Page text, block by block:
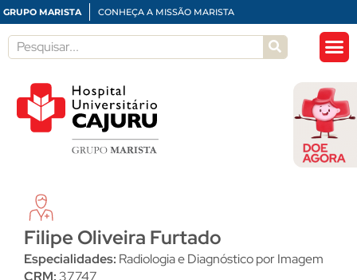
GRUPO MARISTA CONHEÇA A MISSÃO MARISTA
Filipe Oliveira Furtado
Especialidades: Radiologia e Diagnóstico por Imagem